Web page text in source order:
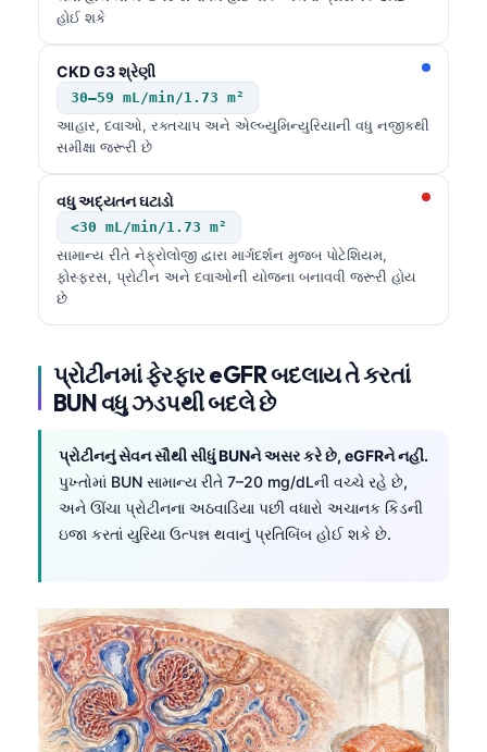
હોઈ શકે
CKD G3 શ્રેણી
30–59 mL/min/1.73 m²
આહાર, દવાઓ, રક્તચાપ અને એલ્બ્યુમિન્યુરિયાની વધુ નજીકથી
સમીક્ષા જરૂરી છે
વધુ અદ્યતન ઘટાડો
<30 mL/min/1.73 m²
સામાન્ય રીતે નેફ્રોલોજી દ્વારા માર્ગદર્શન મુજબ પોટેશિયમ,
ફોસ્ફરસ, પ્રોટીન અને દવાઓની યોજના બનાવવી જરૂરી હોય
છે
પ્રોટીનમાં ફેરફાર eGFR બદલાય તે કરતાં
BUN વધુ ઝડપથી બદલે છે
પ્રોટીનનું સેવન સૌથી સીધું BUNને અસર કરે છે, eGFRને નહીં.
પુખ્તોમાં BUN સામાન્ય રીતે 7–20 mg/dLની વચ્ચે રહે છે,
અને ઊંચા પ્રોટીનના અઠવાડિયા પછી વધારો અચાનક કિડની
ઇજા કરતાં યુરિયા ઉત્પન્ન થવાનું પ્રતિબિંબ હોઈ શકે છે.